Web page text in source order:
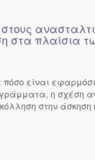
στα πλαίσια
είναι
η σχέση
στην άσκηση